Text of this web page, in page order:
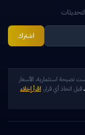
اشترك
نصيحة استثمارية. الأسعار
قبل اتخاذ أي قرار. اقرأ إخلاء